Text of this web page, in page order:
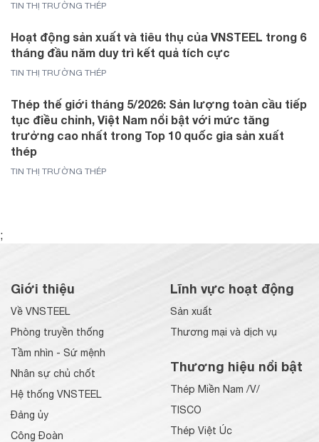
TIN THỊ TRƯỜNG THÉP
Hoạt động sản xuất và tiêu thụ của VNSTEEL trong 6
tháng đầu năm duy trì kết quả tích cực
TIN THỊ TRƯỜNG THÉP
Thép thế giới tháng 5/2026: Sản lượng toàn cầu tiếp
tục điều chỉnh, Việt Nam nổi bật với mức tăng
trưởng cao nhất trong Top 10 quốc gia sản xuất
thép
TIN THỊ TRƯỜNG THÉP
;
Giới thiệu
Về VNSTEEL
Phòng truyền thống
Tầm nhìn - Sứ mệnh
Nhân sự chủ chốt
Hệ thống VNSTEEL
Đảng ủy
Công Đoàn
Lĩnh vực hoạt động
Sản xuất
Thương mại và dịch vụ
Thương hiệu nổi bật
Thép Miền Nam /V/
TISCO
Thép Việt Úc